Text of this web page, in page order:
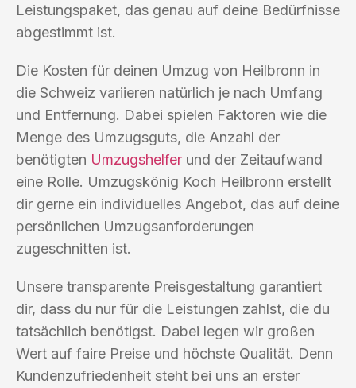
Leistungspaket, das genau auf deine Bedürfnisse
abgestimmt ist.
Die Kosten für deinen Umzug von Heilbronn in
die Schweiz variieren natürlich je nach Umfang
und Entfernung. Dabei spielen Faktoren wie die
Menge des Umzugsguts, die Anzahl der
benötigten Umzugshelfer und der Zeitaufwand
eine Rolle. Umzugskönig Koch Heilbronn erstellt
dir gerne ein individuelles Angebot, das auf deine
persönlichen Umzugsanforderungen
zugeschnitten ist.
Unsere transparente Preisgestaltung garantiert
dir, dass du nur für die Leistungen zahlst, die du
tatsächlich benötigst. Dabei legen wir großen
Wert auf faire Preise und höchste Qualität. Denn
Kundenzufriedenheit steht bei uns an erster